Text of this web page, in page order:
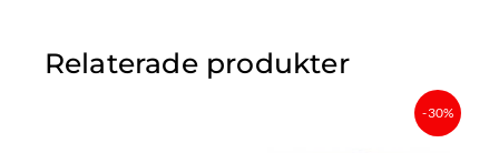
Relaterade produkter
-30%
ursprungliga
Det